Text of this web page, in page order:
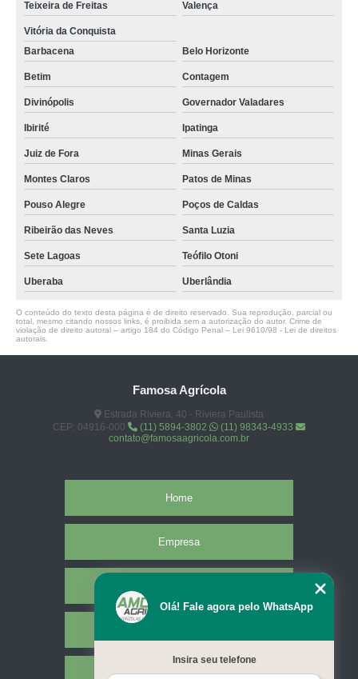
Teixeira de Freitas Valença
Vitória da Conquista
Barbacena
Belo Horizonte
Betim Contagem
Divinópolis Governador Valadares
Ibirité Ipatinga
Juiz de Fora Minas Gerais
Montes Claros Patos de Minas
Pouso Alegre Poços de Caldas
Ribeirão das Neves Santa Luzia
Sete Lagoas Teófilo Otoni
Uberaba Uberlândia
O conteúdo do texto desta página é de direito reservado. Sua reprodução, parcial ou
total, mesmo citando nossos links, é proibida sem a autorização do autor. Crime de
violação de direito autoral – artigo 184 do Código Penal – Lei 9610/98 - Lei de direitos
autorais
Famosa Agrícola
Estrada Riviera, 40 - Riviera Paulista
CEP: 04916-000
(11) 5894-3802
(11) 98343-4933
contato@famosaagricola.com.br
Home
Empresa
Contato
Olá! Fale agora pelo WhatsApp
Insira seu telefone